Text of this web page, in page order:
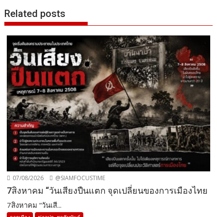
Related posts
07/08/2026 @SIAMFOCUSTIME
7สิงหาคม “วันเสียงปืนแตก จุดเปลี่ยนของการเมืองไทย
7สิงหาคม “วันเสี...